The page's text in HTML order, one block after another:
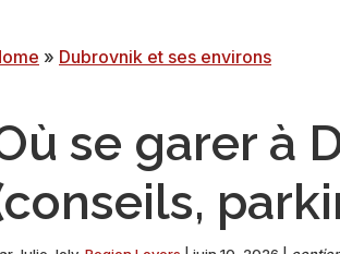
» Dubrovnik et ses environs
se garer à